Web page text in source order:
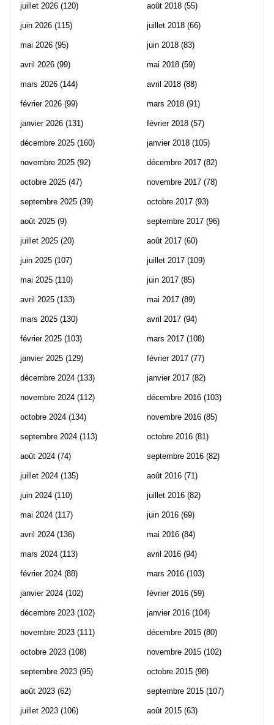
juillet 2026 (120)
juin 2026 (115)
mai 2026 (95)
avril 2026 (99)
mars 2026 (144)
février 2026 (99)
janvier 2026 (131)
décembre 2025 (160)
novembre 2025 (92)
octobre 2025 (47)
septembre 2025 (39)
août 2025 (9)
juillet 2025 (20)
juin 2025 (107)
mai 2025 (110)
avril 2025 (133)
mars 2025 (130)
février 2025 (103)
janvier 2025 (129)
décembre 2024 (133)
novembre 2024 (112)
octobre 2024 (134)
septembre 2024 (113)
août 2024 (74)
juillet 2024 (135)
juin 2024 (110)
mai 2024 (117)
avril 2024 (136)
mars 2024 (113)
février 2024 (88)
janvier 2024 (102)
décembre 2023 (102)
novembre 2023 (111)
octobre 2023 (108)
septembre 2023 (95)
août 2023 (62)
juillet 2023 (106)
août 2018 (55)
juillet 2018 (66)
juin 2018 (83)
mai 2018 (59)
avril 2018 (88)
mars 2018 (91)
février 2018 (57)
janvier 2018 (105)
décembre 2017 (82)
novembre 2017 (78)
octobre 2017 (93)
septembre 2017 (96)
août 2017 (60)
juillet 2017 (109)
juin 2017 (85)
mai 2017 (89)
avril 2017 (94)
mars 2017 (108)
février 2017 (77)
janvier 2017 (82)
décembre 2016 (103)
novembre 2016 (85)
octobre 2016 (81)
septembre 2016 (82)
août 2016 (71)
juillet 2016 (82)
juin 2016 (69)
mai 2016 (84)
avril 2016 (94)
mars 2016 (103)
février 2016 (59)
janvier 2016 (104)
décembre 2015 (80)
novembre 2015 (102)
octobre 2015 (98)
septembre 2015 (107)
août 2015 (63)